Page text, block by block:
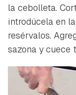
la cebolleta.
introdúcela en
resérvalos.
sazona y cuece